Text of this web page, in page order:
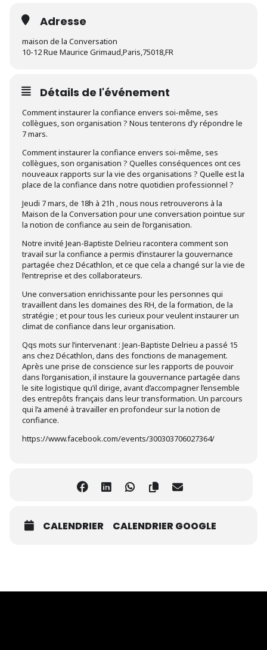
Adresse
maison de la Conversation
10-12 Rue Maurice Grimaud,Paris,75018,FR
Détails de l'événement
Comment instaurer la confiance envers soi-même, ses
collègues, son organisation ? Nous tenterons d’y répondre le
7 mars.
Comment instaurer la confiance envers soi-même, ses
collègues, son organisation ? Quelles conséquences ont ces
nouveaux rapports sur la vie des organisations ? Quelle est la
place de la confiance dans notre quotidien professionnel ?
Jeudi 7 mars, de 18h à 21h , nous nous retrouverons à la
Maison de la Conversation pour une conversation pointue sur
la notion de confiance au sein de l’organisation.
Notre invité Jean-Baptiste Delrieu racontera comment son
travail sur la confiance a permis d’instaurer la gouvernance
partagée chez Décathlon, et ce que cela a changé sur la vie de
l’entreprise et des collaborateurs.
Une conversation enrichissante pour les personnes qui
travaillent dans les domaines des RH, de la formation, de la
stratégie ; et pour tous les curieux pour veulent instaurer un
climat de confiance dans leur organisation.
Qqs mots sur l’intervenant : Jean-Baptiste Delrieu a passé 15
ans chez Décathlon, dans des fonctions de management.
Après une prise de conscience sur les rapports de pouvoir
dans l’organisation, il instaure la gouvernance partagée dans
le site logistique qu’il dirige, avant d’accompagner l’ensemble
des entrepôts français dans leur transformation. Un parcours
qui l’a amené à travailler en profondeur sur la notion de
confiance.
https://www.facebook.com/events/300303706027364/
CALENDRIER CALENDRIER GOOGLE